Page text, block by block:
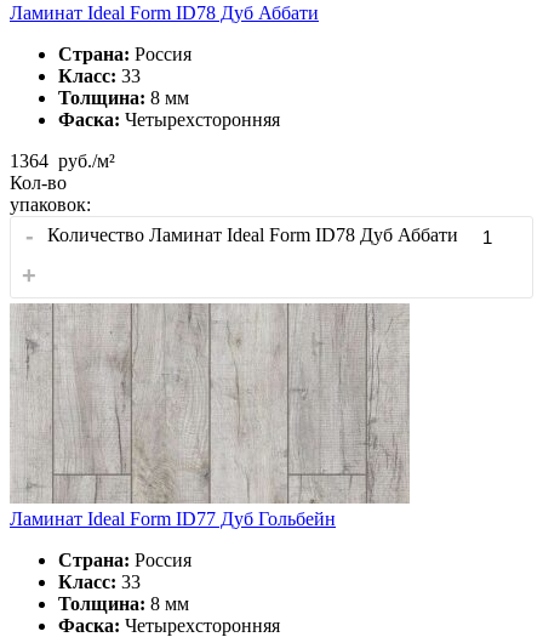
Ламинат Ideal Form ID78 Дуб Аббати
Страна: Россия
Класс: 33
Толщина: 8 мм
Фаска: Четырехсторонняя
1364 руб./м²
Кол-во
упаковок:
- Количество Ламинат Ideal Form ID78 Дуб Аббати
+
Ламинат Ideal Form ID77 Дуб Гольбейн
Страна: Россия
Класс: 33
Толщина: 8 мм
Фаска: Четырехсторонняя